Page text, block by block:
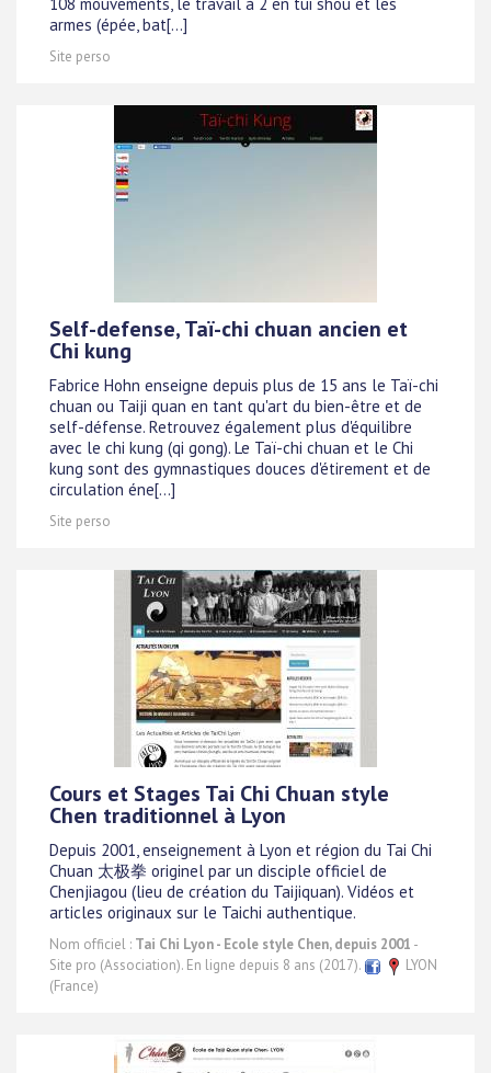
armes (épée, bat[...]
Site perso
Self-defense, Taï-chi chuan ancien et
Chi kung
Fabrice Hohn enseigne depuis plus de 15 ans le Taï-chi
chuan ou Taiji quan en tant qu'art du bien-être et de
self-défense. Retrouvez également plus d'équilibre
avec le chi kung (qi gong). Le Taï-chi chuan et le Chi
kung sont des gymnastiques douces d'étirement et de
circulation éne[...]
Site perso
Cours et Stages Tai Chi Chuan style
Chen traditionnel à Lyon
Depuis 2001, enseignement à Lyon et région du Tai Chi
Chuan 太极拳 originel par un disciple officiel de
Chenjiagou (lieu de création du Taijiquan). Vidéos et
articles originaux sur le Taichi authentique.
Nom officiel : Tai Chi Lyon - Ecole style Chen, depuis 2001 -
Site pro (Association). En ligne depuis 8 ans (2017).
LYON
(France)